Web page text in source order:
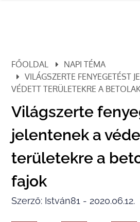
FŐOLDAL
NAPI TÉMA
VILÁGSZERTE FENYEGETÉST
VÉDETT TERÜLETEKRE A
Világszerte
jelentenek a
területekre a
fajok
Szerző: István81 - 2020.06.12.